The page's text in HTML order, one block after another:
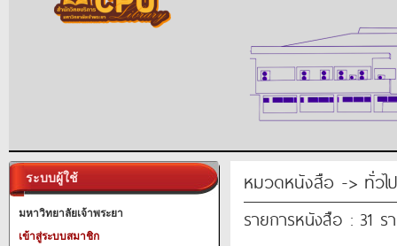
ระบบผู้ใช้
มหาวิทยาลัยเจ้าพระยา
เข้าสู่ระบบสมาชิก
หมวดหนังสือ -> ทั่วไป
รายการหนังสือ : 31 ร